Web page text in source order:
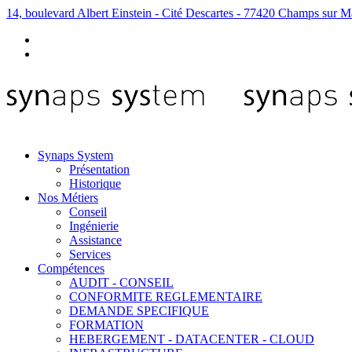
14, boulevard Albert Einstein - Cité Descartes - 77420 Champs sur
Synaps System
Présentation
Historique
Nos Métiers
Conseil
Ingénierie
Assistance
Services
Compétences
AUDIT - CONSEIL
CONFORMITE REGLEMENTAIRE
DEMANDE SPECIFIQUE
FORMATION
HEBERGEMENT - DATACENTER - CLOUD